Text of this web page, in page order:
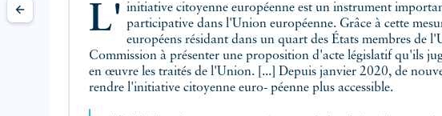
L'initiative citoyenne européenne est un instrument important de la démocratie
participative dans l'Union européenne. Grâce à cette
européens résidant dans un quart des États membres de
Commission à présenter une proposition d'acte législatif qu'ils
en œuvre les traités de l'Union. [...] Depuis janvier 2020, de
rendre l'initiative citoyenne euro- péenne plus accessible.